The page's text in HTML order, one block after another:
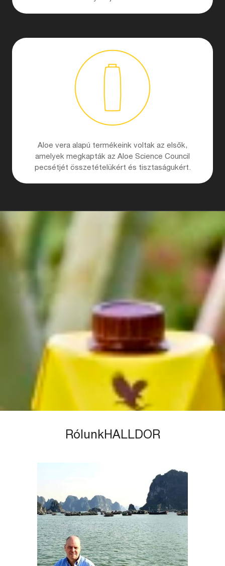
Aloe vera alapú termékeink voltak az elsők,
amelyek megkapták az Aloe Science Council
pecsétjét összetételükért és tisztaságukért.
RólunkHALLDOR